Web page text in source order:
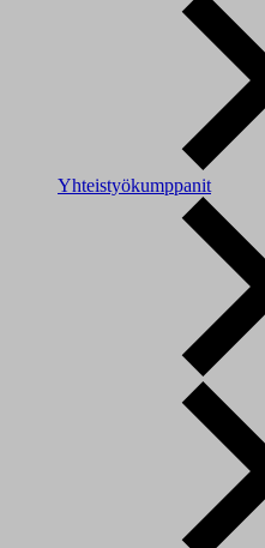
Yhteistyökumppanit